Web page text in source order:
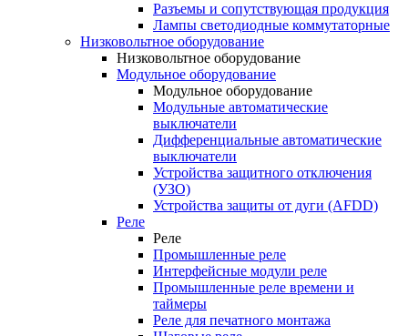
Разъемы и сопутствующая продукция
Лампы светодиодные коммутаторные
Низковольтное оборудование
Низковольтное оборудование
Модульное оборудование
Модульное оборудование
Модульные автоматические
выключатели
Дифференциальные автоматические
выключатели
Устройства защитного отключения
(УЗО)
Устройства защиты от дуги (AFDD)
Реле
Реле
Промышленные реле
Интерфейсные модули реле
Промышленные реле времени и
таймеры
Реле для печатного монтажа